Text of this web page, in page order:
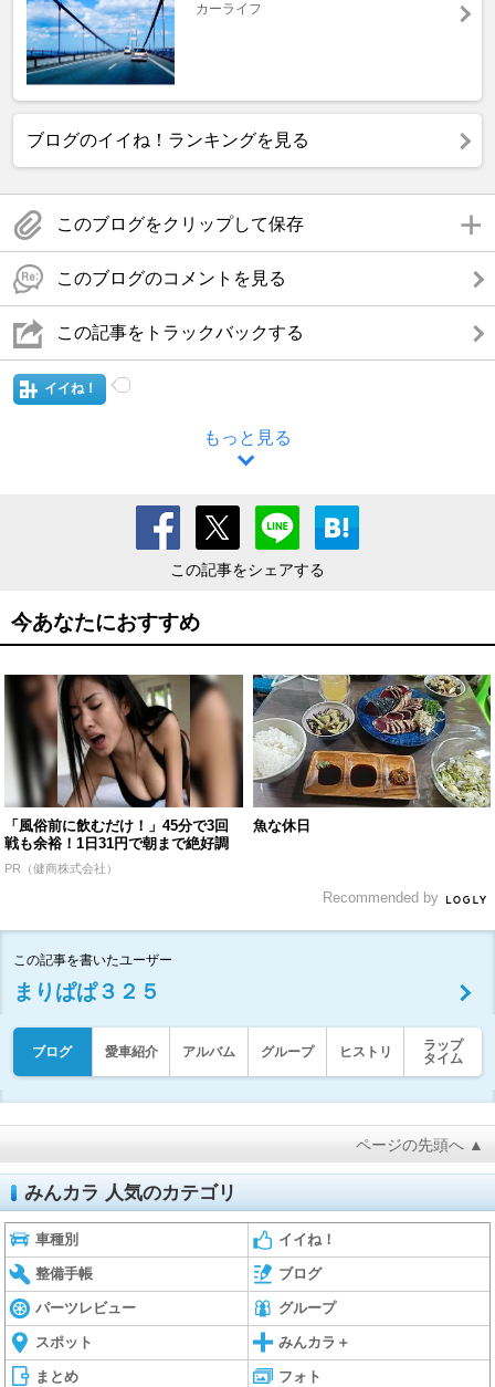
カーライフ
ブログのイイね！ランキングを見る
このブログをクリップして保存
このブログのコメントを見る
この記事をトラックバックする
イイね！
もっと見る
この記事をシェアする
今あなたにおすすめ
「風俗前に飲むだけ！」45分で3回
戦も余裕！1日31円で朝まで絶好調
PR（健商株式会社）
魚な休日
Recommended by
この記事を書いたユーザー
まりぱぱ３２５
ブログ 愛車紹介 アルバム グループ ヒストリ
ラップ
タイム
ページの先頭へ ▲
みんカラ 人気のカテゴリ
車種別 イイね！
整備手帳 ブログ
パーツレビュー グループ
スポット みんカラ＋
まとめ フォト